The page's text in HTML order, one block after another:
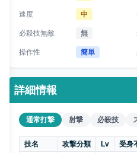
速度 中
必殺技無敵 無
操作性 簡単
詳細情報
通常打撃 射撃 必殺技
技名 攻撃分類 Lv 受身